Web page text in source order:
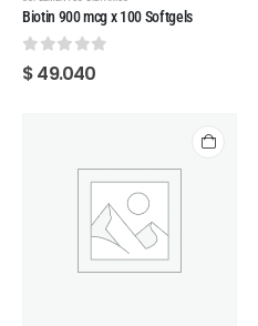
Biotin 900 mcg x 100 Softgels
0 out of 5
$49.040